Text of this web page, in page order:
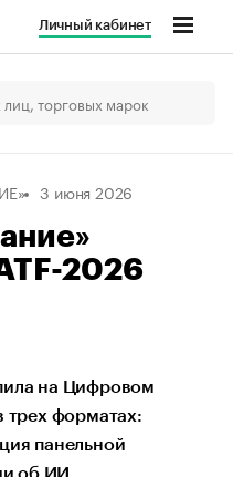
Личный кабинет
3 июня 2026
2026
на Цифровом
трех форматах:
панельной